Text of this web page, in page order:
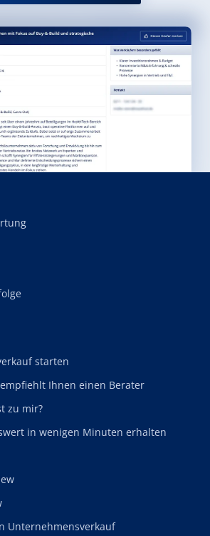
starten
Ihnen einen Berater
zu mir?
in wenigen Minuten erhalten
Unternehmensverkauf